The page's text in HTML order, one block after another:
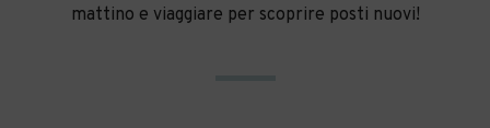
mattino e viaggiare per scoprire posti nuovi!